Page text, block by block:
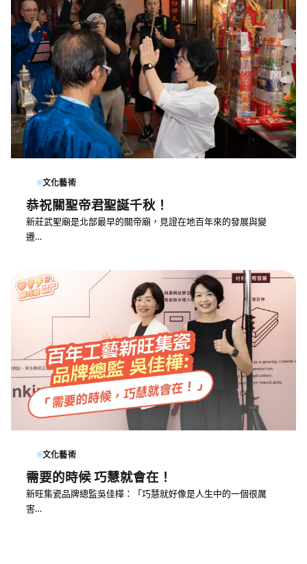
文化藝術
恭祝關聖帝君聖誕千秋！
新莊武聖廟是北部最早的關帝廟，見證在地百年來的發展與變
遷…
文化藝術
需要的時候 巧慧就會在！
新旺集瓷品牌總監吳佳樺：「巧慧就好像是人生中的一個很厲
害…